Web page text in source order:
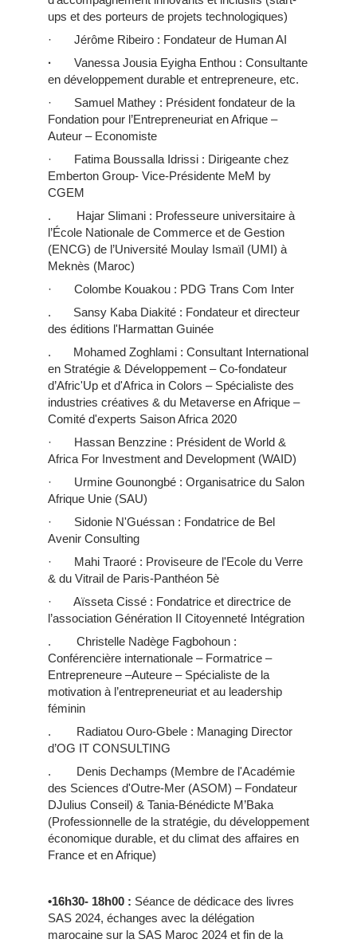
ups et des porteurs de projets technologiques)
· Jérôme Ribeiro : Fondateur de Human AI
· Vanessa Jousia Eyigha Enthou : Consultante
en développement durable et entrepreneure, etc.
· Samuel Mathey : Président fondateur de la
Fondation pour l’Entrepreneuriat en Afrique –
Auteur – Economiste
· Fatima Boussalla Idrissi : Dirigeante chez
Emberton Group- Vice-Présidente MeM by
CGEM
. Hajar Slimani : Professeure universitaire à
l’École Nationale de Commerce et de Gestion
(ENCG) de l’Université Moulay Ismaïl (UMI) à
Meknès (Maroc)
· Colombe Kouakou : PDG Trans Com Inter
. Sansy Kaba Diakité : Fondateur et directeur
des éditions l'Harmattan Guinée
. Mohamed Zoghlami : Consultant International
en Stratégie & Développement – Co-fondateur
d’Afric'Up et d'Africa in Colors – Spécialiste des
industries créatives & du Metaverse en Afrique –
Comité d'experts Saison Africa 2020
· Hassan Benzzine : Président de World &
Africa For Investment and Development (WAID)
· Urmine Gounongbé : Organisatrice du Salon
Afrique Unie (SAU)
· Sidonie N'Guéssan : Fondatrice de Bel
Avenir Consulting
· Mahi Traoré : Proviseure de l'Ecole du Verre
& du Vitrail de Paris-Panthéon 5è
· Aïsseta Cissé : Fondatrice et directrice de
l’association Génération II Citoyenneté Intégration
. Christelle Nadège Fagbohoun :
Conférencière internationale – Formatrice –
Entrepreneure –Auteure – Spécialiste de la
motivation à l’entrepreneuriat et au leadership
féminin
. Radiatou Ouro-Gbele : Managing Director
d’OG IT CONSULTING
. Denis Dechamps (Membre de l'Académie
des Sciences d'Outre-Mer (ASOM) – Fondateur
DJulius Conseil) & Tania-Bénédicte M’Baka
(Professionnelle de la stratégie, du développement
économique durable, et du climat des affaires en
France et en Afrique)
•16h30- 18h00 : Séance de dédicace des livres
SAS 2024, échanges avec la délégation
marocaine sur la SAS Maroc 2024 et fin de la